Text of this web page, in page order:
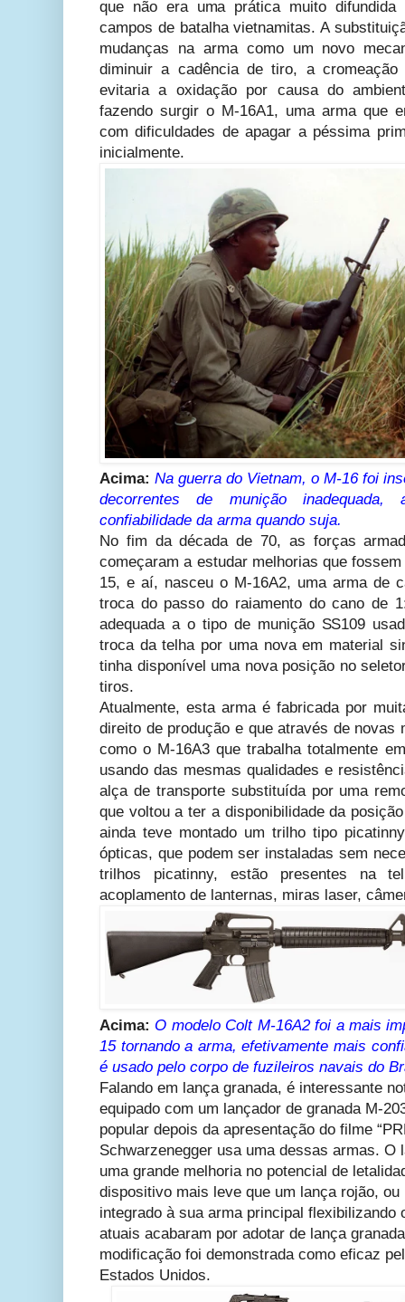
que não era uma prática muito
campos de batalha vietnamitas. A
mudanças na arma como um novo
diminuir a cadência de tiro, a
evitaria a oxidação por causa do
fazendo surgir o M-16A1, uma arma que
com dificuldades de apagar a péssima
inicialmente.
Acima: Na guerra do Vietnam, o M-16 foi
decorrentes de munição
confiabilidade da arma quando suja.
No fim da década de 70, as forças
começaram a estudar melhorias que
15, e aí, nasceu o M-16A2, uma arma de
troca do passo do raiamento do cano de
adequada a o tipo de munição SS109
troca da telha por uma nova em material
tinha disponível uma nova posição no
tiros.
Atualmente, esta arma é fabricada por
direito de produção e que através de
como o M-16A3 que trabalha totalmente
usando das mesmas qualidades e
alça de transporte substituída por uma
que voltou a ter a disponibilidade da
ainda teve montado um trilho tipo
ópticas, que podem ser instaladas sem
trilhos picatinny, estão presentes na
acoplamento de lanternas, miras laser,
Acima: O modelo Colt M-16A2 foi a mais
15 tornando a arma, efetivamente mais
é usado pelo corpo de fuzileiros navais do
Falando em lança granada, é interessante
equipado com um lançador de granada M-
popular depois da apresentação do filme
Schwarzenegger usa uma dessas armas. O
uma grande melhoria no potencial de
dispositivo mais leve que um lança rojão,
integrado à sua arma principal
atuais acabaram por adotar de lança
modificação foi demonstrada como eficaz
Estados Unidos.